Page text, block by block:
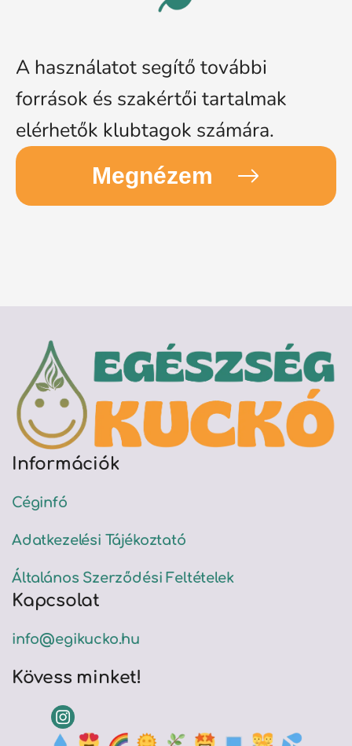
A használatot segítő további
források és szakértői tartalmak
elérhetők klubtagok számára.
Megnézem
Információk
Céginfó
Adatkezelési Tájékoztató
Általános Szerződési Feltételek
Kapcsolat
info@egikucko.hu
Kövess minket!